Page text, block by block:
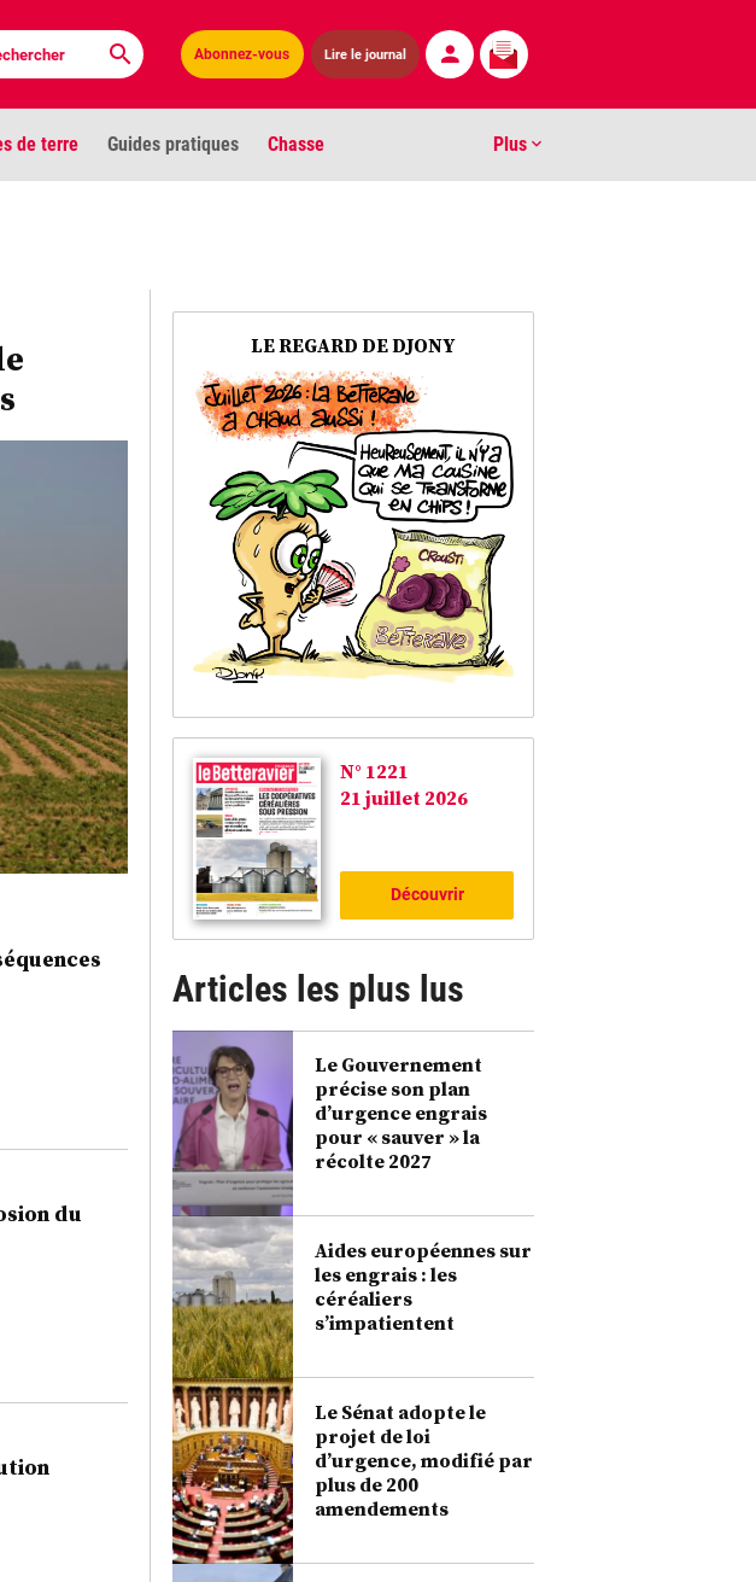
Abonnez-vous Lire le journal
de terre Guides pratiques Chasse Plus
Biocarburants
Environnement
Vidéos
Contact
du
LE REGARD DE DJONY
N° 1221
21 juillet 2026
Découvrir
Articles les plus lus
Le Gouvernement
précise son plan
d’urgence engrais
pour « sauver » la
récolte 2027
Aides européennes sur
les engrais : les
céréaliers
s’impatientent
Le Sénat adopte le
projet de loi
d’urgence, modifié par
plus de 200
amendements